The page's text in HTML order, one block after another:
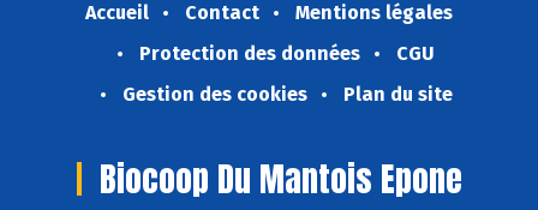
Accueil Contact
Mentions légales
Protection des données
CGU
Gestion des cookies
Plan du site
Biocoop Du Mantois Epone